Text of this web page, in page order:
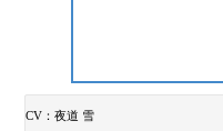
CV：夜道 雪